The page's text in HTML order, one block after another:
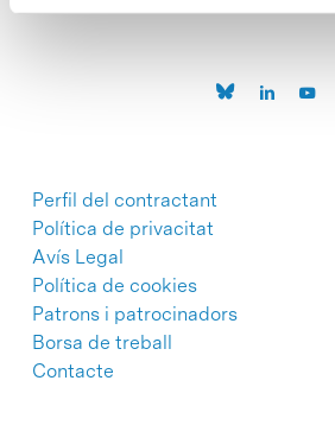
Perfil del contractant
Política de privacitat
Avís Legal
Política de cookies
Patrons i patrocinadors
Borsa de treball
Contacte